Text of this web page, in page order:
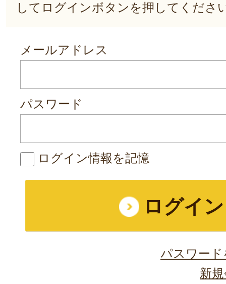
してログインボタンを押してくださ
メールアドレス
パスワード
ログイン情報を記憶
パスワー
新